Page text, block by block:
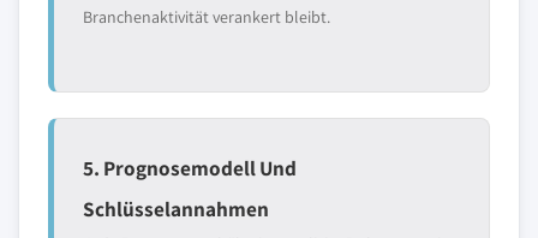
Branchenaktivität verankert bleibt.
5. Prognosemodell Und
Schlüsselannahmen